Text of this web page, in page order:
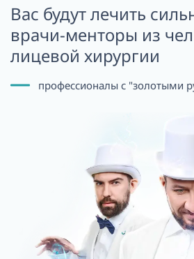
Вас будут лечить
врачи-менторы из
лицевой хирургии
профессионалы с "золотыми